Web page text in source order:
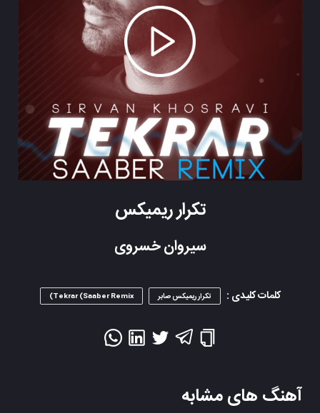
تکرار ریمیکس
سیروان خسروی
کلمات کلیدی : تکرار ریمیکس صابر Tekrar (Saaber Remix)
آهنگ های مشابه